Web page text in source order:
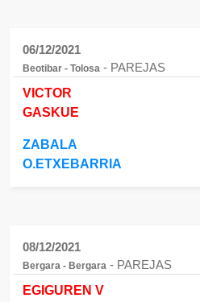
06/12/2021
Beotibar - Tolosa - PAREJAS
VICTOR
GASKUE
ZABALA
O.ETXEBARRIA
08/12/2021
Bergara - Bergara - PAREJAS
EGIGUREN V